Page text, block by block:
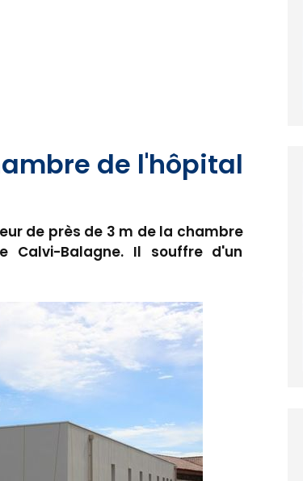
de l'hôpital
de près de 3 m de la chambre
Calvi-Balagne. Il souffre d'un